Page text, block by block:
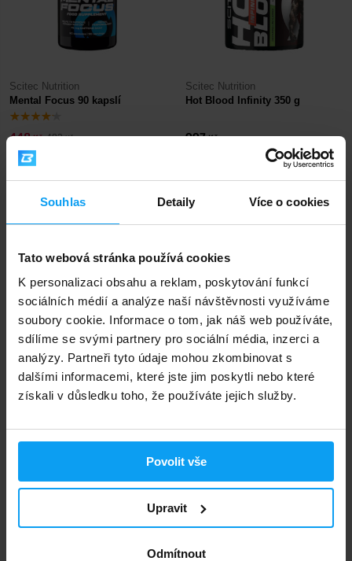
Souhlas Detaily Více o cookies
Tato webová stránka používá cookies
K personalizaci obsahu a reklam, poskytování funkcí
sociálních médií a analýze naší návštěvnosti využíváme
soubory cookie. Informace o tom, jak náš web používáte,
sdílíme se svými partnery pro sociální média, inzerci a
analýzy. Partneři tyto údaje mohou zkombinovat s
dalšími informacemi, které jste jim poskytli nebo které
získali v důsledku toho, že používáte jejich služby.
Povolit vše
Upravit
Odmítnout
Scitec Nutrition
Mental Focus 90 kapslí
448Kč 483Kč
NA SKLADĚ
Scitec Nutrition
Hot Blood Infinity 350 g
997Kč
Scitec Nutrition
Superhero 285 g
888Kč
-5%
Scitec Nutrition
Hot Blood Hardcore 700 g
998Kč 1050 Kč
Rychlé doručení
3000+ produktů ihned k odběru